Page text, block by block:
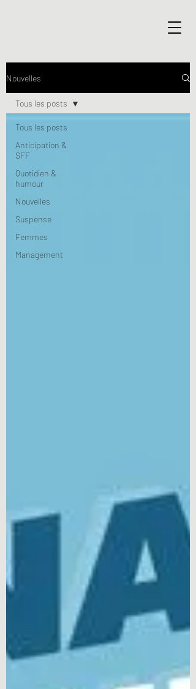
Nouvelles
Tous les posts
Anticipation &
SFF
Quotidien &
humour
Nouvelles
Suspense
Femmes
Management
Tous les posts